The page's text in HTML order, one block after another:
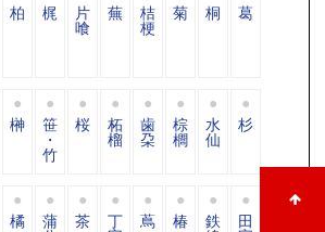
柏 梶 片
喰
蕪 桔
梗
菊 桐 葛
榊 笹
・
竹
桜 柘
榴
歯
朶
棕
櫚
水
仙
杉
橘 蒲 茶 丁 蔦 椿 鉄 田